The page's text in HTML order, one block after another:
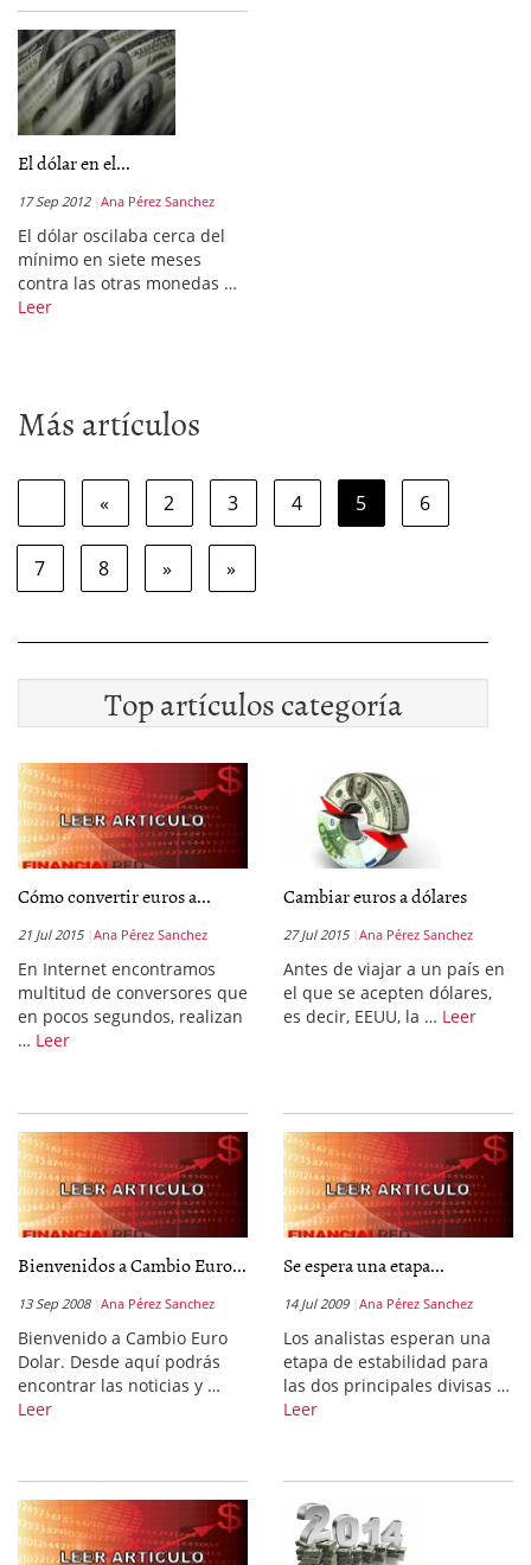
El dólar en el...
17 Sep 2012 Ana Pérez Sanchez
El dólar oscilaba cerca del
mínimo en siete meses
contra las otras monedas …
Leer
Más artículos
« 2 3 4 5 6
7 8 » »
Top artículos categoría
Cómo convertir euros a...
21 Jul 2015 Ana Pérez Sanchez
En Internet encontramos
multitud de conversores que
en pocos segundos, realizan
… Leer
Cambiar euros a dólares
27 Jul 2015 Ana Pérez Sanchez
Antes de viajar a un país en
el que se acepten dólares,
es decir, EEUU, la … Leer
Bienvenidos a Cambio Euro...
13 Sep 2008 Ana Pérez Sanchez
Bienvenido a Cambio Euro
Dolar. Desde aquí podrás
encontrar las noticias y …
Leer
Se espera una etapa...
14 Jul 2009 Ana Pérez Sanchez
Los analistas esperan una
etapa de estabilidad para
las dos principales divisas …
Leer